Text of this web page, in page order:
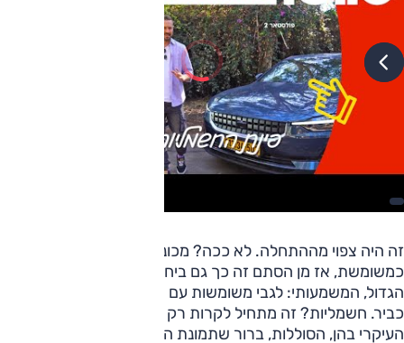
זה היה צפוי מההתחלה. לא ככה? מכונית חדשה מוצעת בהמשך
כמשומשת, אז מן הסתם זה כך גם ביחס לחשמליות. ההבדל
הגדול, המשמעותי: לגבי משומשות עם מנוע בנזין יש לנו ניסיון
כביר. חשמליות? זה מתחיל לקרות רק עכשיו, ובהינתן המרכיב
העיקרי בהן, הסוללות, ברור שתמונת המצב בהחלט אינה ידועה.